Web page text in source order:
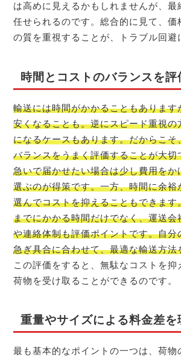
は高めに見えるかもしれませんが、最
任せられるのです。総合的に見て、価
の質を重視することが、トラブル回避
時間とコストのバランスを評
輸送には時間がかかることもあります
安くなることも。逆にスピード重視の
になるケースもあります。だからこそ
バランスをうまく評価することが大切
急いで届かせたい場合は少し費用をか
選ぶのが得策です。一方、時間に余裕
選んでコストを抑えることもできます
までにかかる時間だけでなく、運送会
や連絡体制も評価ポイントです。自分
急ぎ具合に合わせて、最適な輸送方法
この評価をすると、無駄なコストを抑
荷物を受け取ることができるのです。
重量やサイズによる料金差を
最も基本的なポイントの一つは、荷物